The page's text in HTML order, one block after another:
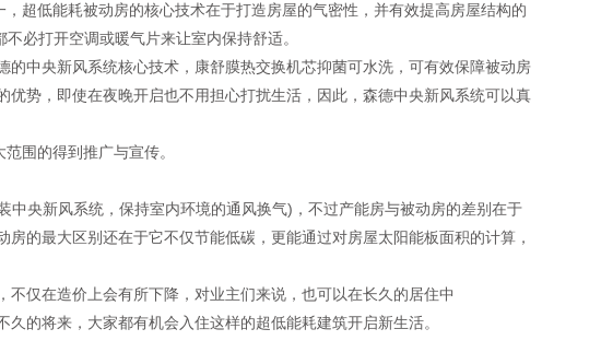
低能耗被动房的核心技术在于打造房屋的气密性，并有效提高房屋结构的
必打开空调或暖气片来让室内保持舒适。
中央新风系统核心技术，康舒膜热交换机芯抑菌可水洗，可有效保障被动房
势，即使在夜晚开启也不用担心打扰生活，因此，森德中央新风系统可以真
围的得到推广与宣传。
央新风系统，保持室内环境的通风换气)，不过产能房与被动房的差别在于
的最大区别还在于它不仅节能低碳，更能通过对房屋太阳能板面积的计算，
仅在造价上会有所下降，对业主们来说，也可以在长久的居住中
的将来，大家都有机会入住这样的超低能耗建筑开启新生活。